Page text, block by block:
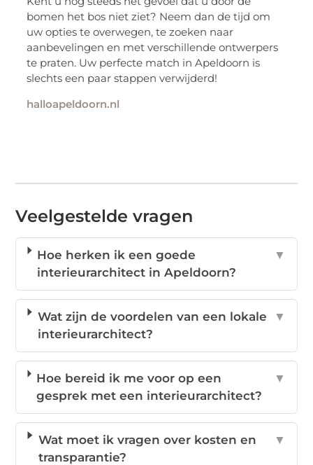
bomen het bos niet ziet? Neem dan de tijd om
uw opties te overwegen, te zoeken naar
aanbevelingen en met verschillende ontwerpers
te praten. Uw perfecte match in Apeldoorn is
slechts een paar stappen verwijderd!
halloapeldoorn.nl
Veelgestelde vragen
Hoe herken ik een goede
interieurarchitect in Apeldoorn?
▼
Wat zijn de voordelen van een lokale
interieurarchitect?
▼
Hoe bereid ik me voor op een
gesprek met een interieurarchitect?
▼
Wat moet ik vragen over kosten en
transparantie?
▼